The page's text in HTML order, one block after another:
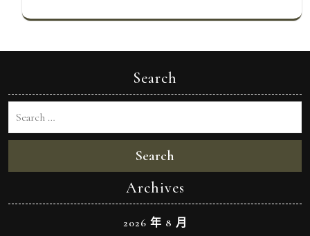
Search
Search
Archives
2026 年 8 月